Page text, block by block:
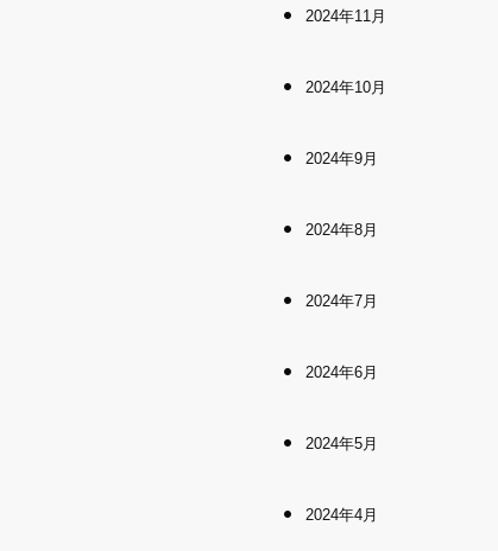
2024年11月
2024年10月
2024年9月
2024年8月
2024年7月
2024年6月
2024年5月
2024年4月